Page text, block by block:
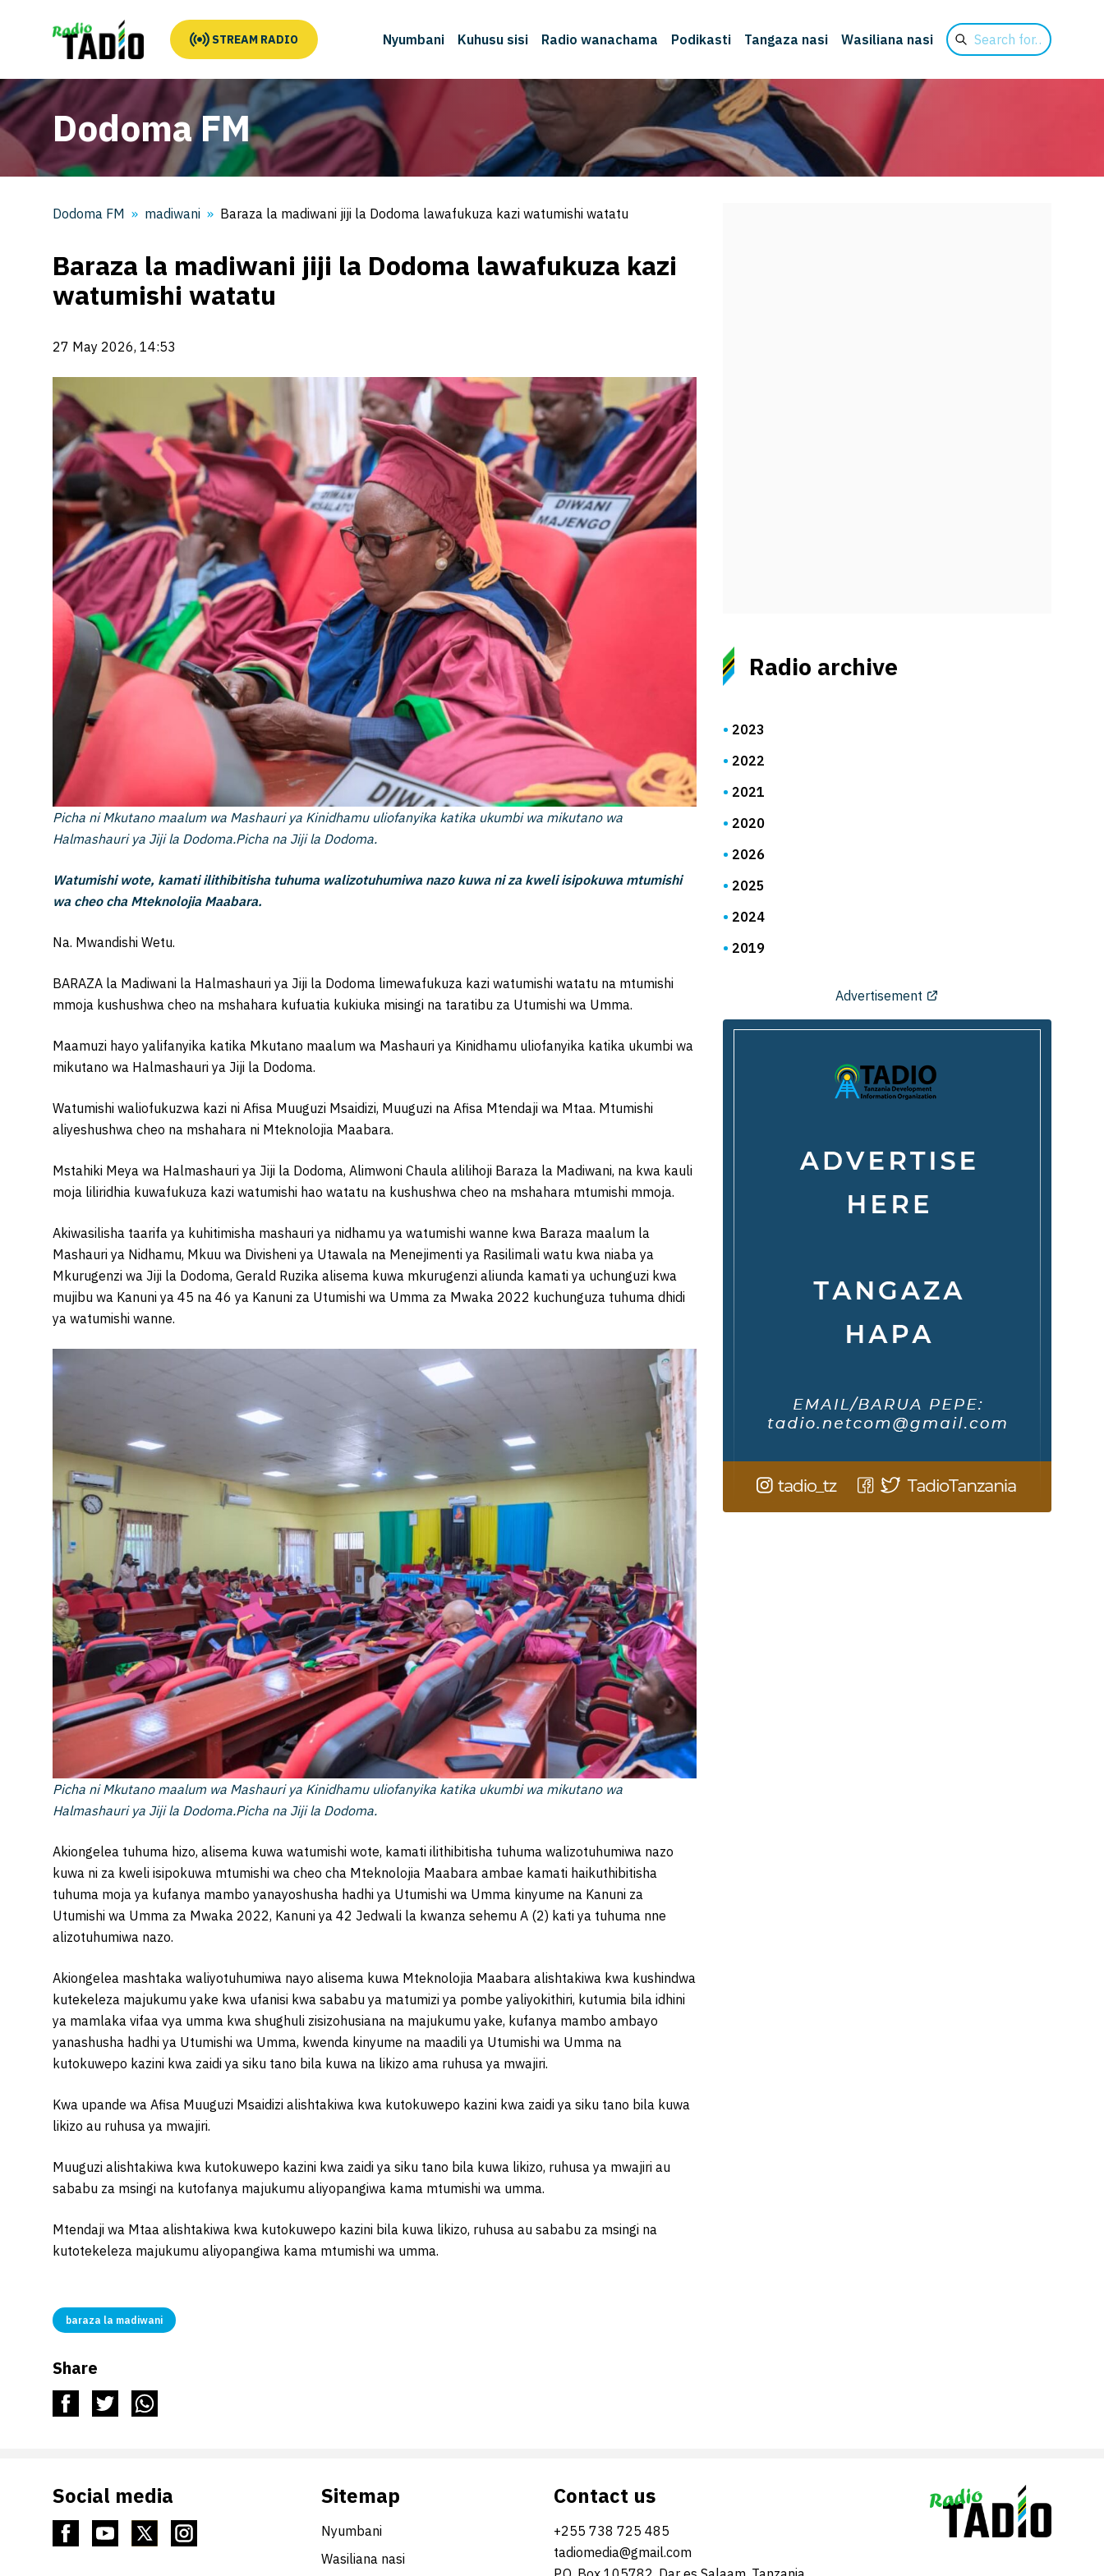
STREAM RADIO Nyumbani Kuhusu sisi Radio wanachama Podikasti Tangaza nasi Wasiliana nasi
Search
for
Dodoma FM
Dodoma FM madiwani Baraza la madiwani jiji la Dodoma lawafukuza kazi watumishi watatu
Baraza la madiwani jiji la Dodoma lawafukuza kazi
watumishi watatu
27 May 2026, 14:53
Picha ni Mkutano maalum wa Mashauri ya Kinidhamu uliofanyika katika ukumbi wa mikutano wa
Halmashauri ya Jiji la Dodoma.Picha na Jiji la Dodoma.
Watumishi wote, kamati ilithibitisha tuhuma walizotuhumiwa nazo kuwa ni za kweli isipokuwa mtumishi
wa cheo cha Mteknolojia Maabara.
Na. Mwandishi Wetu.
BARAZA la Madiwani la Halmashauri ya Jiji la Dodoma limewafukuza kazi watumishi watatu na mtumishi
mmoja kushushwa cheo na mshahara kufuatia kukiuka misingi na taratibu za Utumishi wa Umma.
Maamuzi hayo yalifanyika katika Mkutano maalum wa Mashauri ya Kinidhamu uliofanyika katika ukumbi wa
mikutano wa Halmashauri ya Jiji la Dodoma.
Watumishi waliofukuzwa kazi ni Afisa Muuguzi Msaidizi, Muuguzi na Afisa Mtendaji wa Mtaa. Mtumishi
aliyeshushwa cheo na mshahara ni Mteknolojia Maabara.
Mstahiki Meya wa Halmashauri ya Jiji la Dodoma, Alimwoni Chaula alilihoji Baraza la Madiwani, na kwa kauli
moja liliridhia kuwafukuza kazi watumishi hao watatu na kushushwa cheo na mshahara mtumishi mmoja.
Akiwasilisha taarifa ya kuhitimisha mashauri ya nidhamu ya watumishi wanne kwa Baraza maalum la
Mashauri ya Nidhamu, Mkuu wa Divisheni ya Utawala na Menejimenti ya Rasilimali watu kwa niaba ya
Mkurugenzi wa Jiji la Dodoma, Gerald Ruzika alisema kuwa mkurugenzi aliunda kamati ya uchunguzi kwa
mujibu wa Kanuni ya 45 na 46 ya Kanuni za Utumishi wa Umma za Mwaka 2022 kuchunguza tuhuma dhidi
ya watumishi wanne.
Picha ni Mkutano maalum wa Mashauri ya Kinidhamu uliofanyika katika ukumbi wa mikutano wa
Halmashauri ya Jiji la Dodoma.Picha na Jiji la Dodoma.
Akiongelea tuhuma hizo, alisema kuwa watumishi wote, kamati ilithibitisha tuhuma walizotuhumiwa nazo
kuwa ni za kweli isipokuwa mtumishi wa cheo cha Mteknolojia Maabara ambae kamati haikuthibitisha
tuhuma moja ya kufanya mambo yanayoshusha hadhi ya Utumishi wa Umma kinyume na Kanuni za
Utumishi wa Umma za Mwaka 2022, Kanuni ya 42 Jedwali la kwanza sehemu A (2) kati ya tuhuma nne
alizotuhumiwa nazo.
Akiongelea mashtaka waliyotuhumiwa nayo alisema kuwa Mteknolojia Maabara alishtakiwa kwa kushindwa
kutekeleza majukumu yake kwa ufanisi kwa sababu ya matumizi ya pombe yaliyokithiri, kutumia bila idhini
ya mamlaka vifaa vya umma kwa shughuli zisizohusiana na majukumu yake, kufanya mambo ambayo
yanashusha hadhi ya Utumishi wa Umma, kwenda kinyume na maadili ya Utumishi wa Umma na
kutokuwepo kazini kwa zaidi ya siku tano bila kuwa na likizo ama ruhusa ya mwajiri.
Kwa upande wa Afisa Muuguzi Msaidizi alishtakiwa kwa kutokuwepo kazini kwa zaidi ya siku tano bila kuwa
likizo au ruhusa ya mwajiri.
Muuguzi alishtakiwa kwa kutokuwepo kazini kwa zaidi ya siku tano bila kuwa likizo, ruhusa ya mwajiri au
sababu za msingi na kutofanya majukumu aliyopangiwa kama mtumishi wa umma.
Mtendaji wa Mtaa alishtakiwa kwa kutokuwepo kazini bila kuwa likizo, ruhusa au sababu za msingi na
kutotekeleza majukumu aliyopangiwa kama mtumishi wa umma.
baraza la madiwani
Share
Radio archive
2023
2022
2021
2020
2026
2025
2024
2019
Advertisement
Social media Sitemap
Nyumbani
Wasiliana nasi
Contact us
+255 738 725 485
tadiomedia@gmail.com